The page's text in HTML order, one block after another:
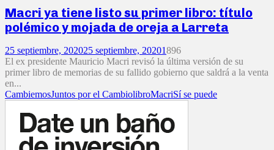
Macri ya tiene listo su primer libro: título
polémico y mojada de oreja a Larreta
25 septiembre, 202025 septiembre, 20201896
El ex presidente Mauricio Macri revisó la última versión de su
primer libro de memorias de su fallido gobierno que saldrá a la venta
en...
CambiemosJuntos por el CambiolibroMacriSí se puede